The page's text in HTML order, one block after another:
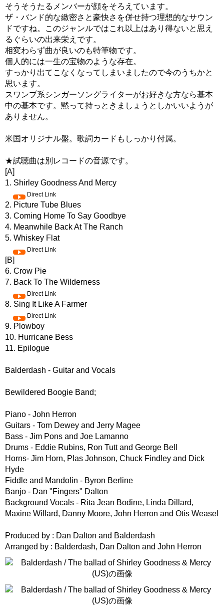
そうそうたるメンバーが顔をそろえています。
ザ・バンド的な緻密さと豪快さを併せ持つ理想的なサウン
ドですね。このジャンルではこれ以上はあり得ないと思え
るぐらいの出来栄えです。
相変わらず曲が良いのも特筆物です。
個人的には一生の宝物のような存在。
すっかり出てこなくなってしまいましたので今のうちかと
思います。
スワンプ系シンガーソングライターがお好きな方なら基本
中の基本です。黙って持っときましょうとしかいいようが
ありません。
米国オリジナル盤。歌詞カードもしっかり付属。
★試聴曲は別レコードの音源です。
[A]
1. Shirley Goodness And Mercy
Direct Link
2. Picture Tube Blues
3. Coming Home To Say Goodbye
4. Meanwhile Back At The Ranch
5. Whiskey Flat
Direct Link
[B]
6. Crow Pie
7. Back To The Wilderness
Direct Link
8. Sing It Like A Farmer
Direct Link
9. Plowboy
10. Hurricane Bess
11. Epilogue
Balderdash - Guitar and Vocals
Bewildered Boogie Band;
Piano - John Herron
Guitars - Tom Dewey and Jerry Magee
Bass - Jim Pons and Joe Lamanno
Drums - Eddie Rubins, Ron Tutt and George Bell
Horns- Jim Horn, Plas Johnson, Chuck Findley and Dick
Hyde
Fiddle and Mandolin - Byron Berline
Banjo - Dan "Fingers" Dalton
Background Vocals - Rita Jean Bodine, Linda Dillard,
Maxine Willard, Danny Moore, John Herron and Otis Weasel
Produced by : Dan Dalton and Balderdash
Arranged by : Balderdash, Dan Dalton and John Herron